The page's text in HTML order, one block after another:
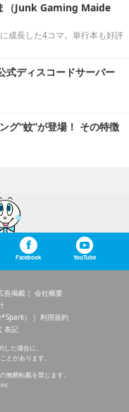
（Junk Gaming Maide
成長した4コマ。単行本も好評
ディスコードサーバー
グ“蚊”が登場！ その特徴
Facebook YouTube
告掲載
会社概要
）
利用規約
表記
た場合に、
とがあります。
無断転載を禁じます。